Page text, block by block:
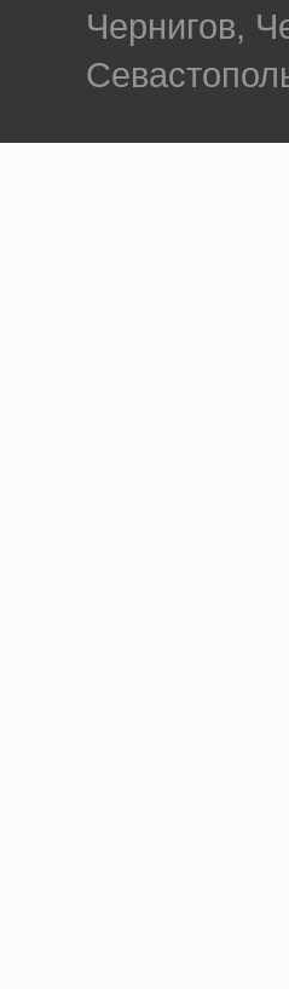
Чернигов,